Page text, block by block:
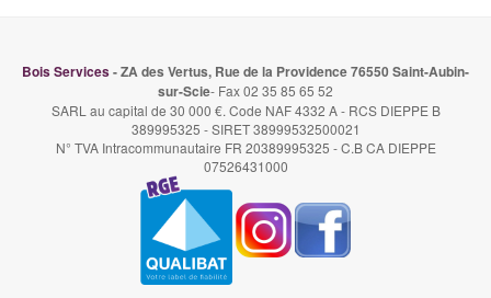
Bois Services- ZA des Vertus, Rue de la Providence 76550 Saint-Aubin-
sur-Scie- Fax 02 35 85 65 52
SARL au capital de 30 000 €. Code NAF 4332 A - RCS DIEPPE B
389995325 - SIRET 38999532500021
N° TVA Intracommunautaire FR 20389995325 - C.B CA DIEPPE
07526431000